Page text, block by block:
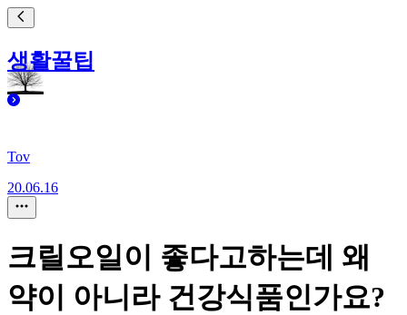
생활꿀팁
Tov
20.06.16
크릴오일이 좋다고하는데 왜
약이 아니라 건강식품인가요?